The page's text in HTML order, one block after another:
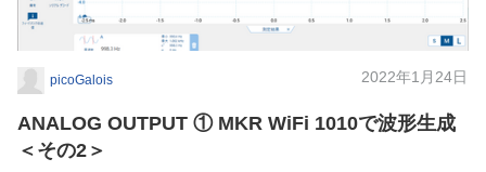
picoGalois 2022年1月24日
ANALOG OUTPUT ① MKR WiFi 1010で波形生成
＜その2＞